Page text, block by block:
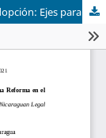
Derecho a conocer el Origen Biológico en la Adopción: Ejes para una Reforma en el Ordenamiento Jurídico Nicaragüense